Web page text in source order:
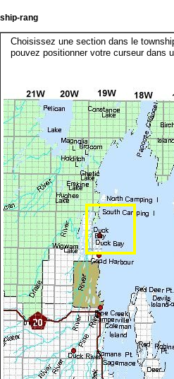
rang
Choisissez une section dans le
pouvez positionner votre curseur dans